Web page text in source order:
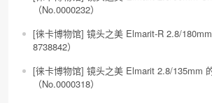
（No.0000232）
[徕卡博物馆] 镜头之美 Elmarit-R 2.8/
8738842）
[徕卡博物馆] 镜头之美 Elmarit 2.8/135mm
（No.0000318）